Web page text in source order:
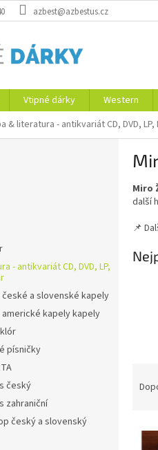
azbest@azbestus.cz
Vtipné dárky Western
& literatura - antikvariát CD, DVD,
- antikvariát CD, DVD, LP,
české a slovenské kapely
americké kapely kapely
písničky
český
zahraniční
český a slovenský
Miro
další
📌